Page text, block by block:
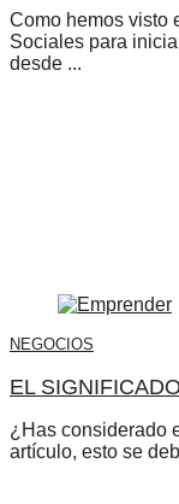
Como hemos visto
Sociales para
desde ...
NEGOCIOS
EL
¿Has considerado
artículo, esto se